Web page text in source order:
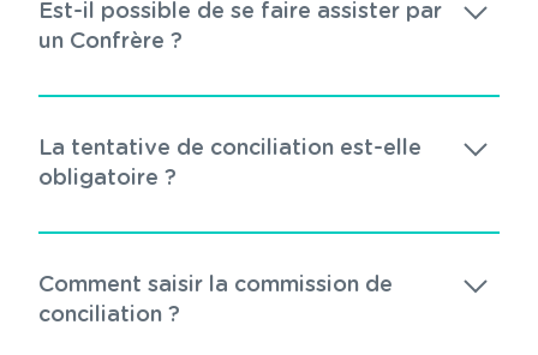
Est-il possible de se faire assister par
un Confrère ?
La tentative de conciliation est-elle
obligatoire ?
Comment saisir la commission de
conciliation ?